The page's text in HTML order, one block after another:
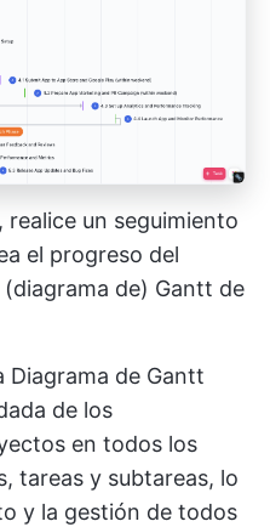
realice un seguimiento
el progreso del
de) Gantt de
Diagrama de Gantt
de los
en todos los
tareas y subtareas, lo
y la gestión de todos